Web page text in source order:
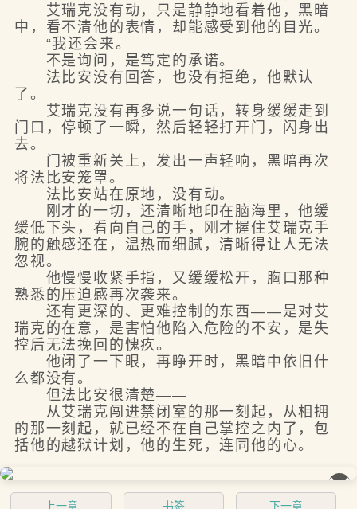
艾瑞克没有动，只是静静地看着他，黑暗
中，看不清他的表情，却能感受到他的目光。
“我还会来。
不是询问，是笃定的承诺。
法比安没有回答，也没有拒绝，他默认
了。
艾瑞克没有再多说一句话，转身缓缓走到
门口，停顿了一瞬，然后轻轻打开门，闪身出
去。
门被重新关上，发出一声轻响，黑暗再次
将法比安笼罩。
法比安站在原地，没有动。
刚才的一切，还清晰地印在脑海里，他缓
缓低下头，看向自己的手，刚才握住艾瑞克手
腕的触感还在，温热而细腻，清晰得让人无法
忽视。
他慢慢收紧手指，又缓缓松开，胸口那种
熟悉的压迫感再次袭来。
还有更深的、更难控制的东西——是对艾
瑞克的在意，是害怕他陷入危险的不安，是失
控后无法挽回的愧疚。
他闭了一下眼，再睁开时，黑暗中依旧什
么都没有。
但法比安很清楚——
从艾瑞克闯进禁闭室的那一刻起，从相拥
的那一刻起，就已经不在自己掌控之内了，包
括他的越狱计划，他的生死，连同他的心。
��
上一章 书签 下一章